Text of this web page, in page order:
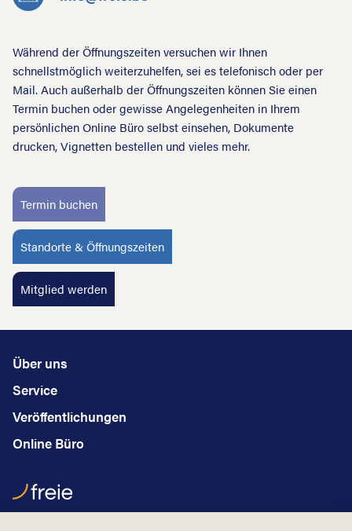
Während der Öffnungszeiten versuchen wir Ihnen
schnellstmöglich weiterzuhelfen, sei es telefonisch oder per
Mail. Auch außerhalb der Öffnungszeiten können Sie einen
Termin buchen oder gewisse Angelegenheiten in Ihrem
persönlichen Online Büro selbst einsehen, Dokumente
drucken, Vignetten bestellen und vieles mehr.
Termin buchen
Standorte & Öffnungszeiten
Mitglied werden
Über uns
Service
Veröffentlichungen
Online Büro